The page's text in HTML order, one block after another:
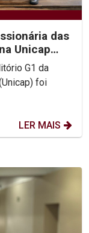
das
Unicap
G1 da
foi
LER MAIS